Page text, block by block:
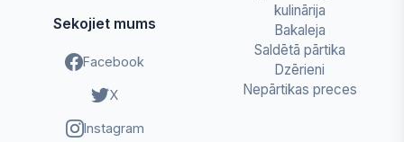
Sekojiet mums
Facebook
X
Instagram
kulinārija
Bakaleja
Saldētā pārtika
Dzērieni
Nepārtikas preces